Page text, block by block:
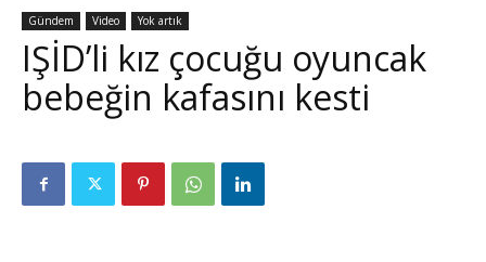
Gündem Video Yok artık
IŞİD’li kız çocuğu oyuncak
bebeğin kafasını kesti